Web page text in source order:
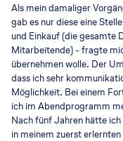
Als mein damaliger
gab es nur diese eine
und Einkauf (die gesamte
Mitarbeitende) - fragte
übernehmen wolle. Der
dass ich sehr
Möglichkeit. Bei einem
ich im Abendprogramm
Nach fünf Jahren hätte
in meinem zuerst